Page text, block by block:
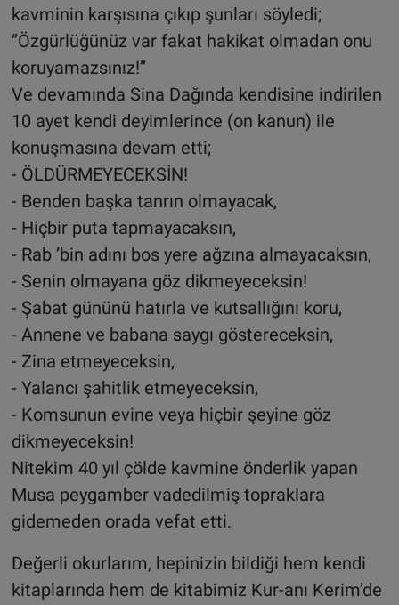
kavminin karşısına çıkıp şunları söyledi;
‘’Özgürlüğünüz var fakat hakikat olmadan onu
koruyamazsınız!’’
Ve devamında Sina Dağında kendisine indirilen
10 ayet kendi deyimlerince (on kanun) ile
konuşmasına devam etti;
- ÖLDÜRMEYECEKSİN!
- Benden başka tanrın olmayacak,
- Hiçbir puta tapmayacaksın,
- Rab ’bin adını bos yere ağzına almayacaksın,
- Senin olmayana göz dikmeyeceksin!
- Şabat gününü hatırla ve kutsallığını koru,
- Annene ve babana saygı göstereceksin,
- Zina etmeyeceksin,
- Yalancı şahitlik etmeyeceksin,
- Komsunun evine veya hiçbir şeyine göz
dikmeyeceksin!
Nitekim 40 yıl çölde kavmine önderlik yapan
Musa peygamber vadedilmiş topraklara
gidemeden orada vefat etti.
Değerli okurlarım, hepinizin bildiği hem kendi
kitaplarında hem de kitabimiz Kur-anı Kerim’de